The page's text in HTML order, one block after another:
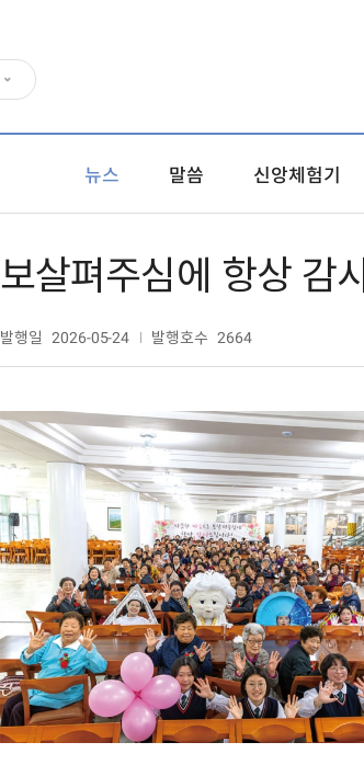
뉴스 말씀 신앙체험기
보살펴주심에 항상 감
발행일 2026-05-24 발행호수 2664